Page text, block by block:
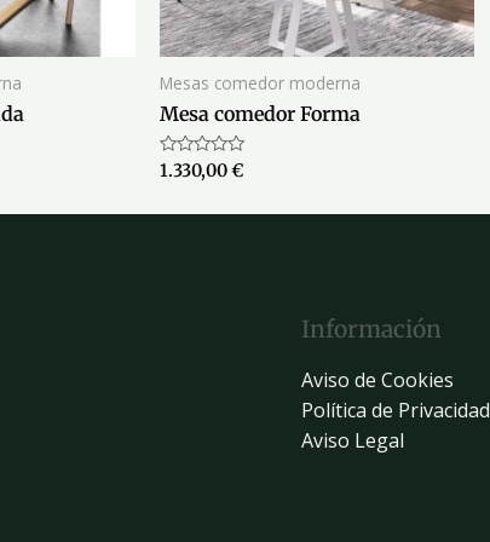
Mesas comedor moderna
Mesa comedor Forma
Valorado
con
de
1.330,00€
Información
Aviso de Cookies
Política de Privacidad
Aviso Legal